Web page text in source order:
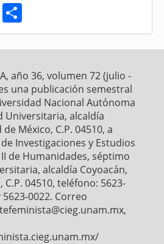
W
h
a
t
s
p
S
h
r
e
año 36, volumen 72 (julio -
una publicación semestral
Nacional Autónoma
Universitaria, alcaldía
México, C.P. 04510, a
Investigaciones y Estudios
de Humanidades, séptimo
alcaldía Coyoacán,
C.P. 04510, teléfono: 5623-
5623-0022. Correo